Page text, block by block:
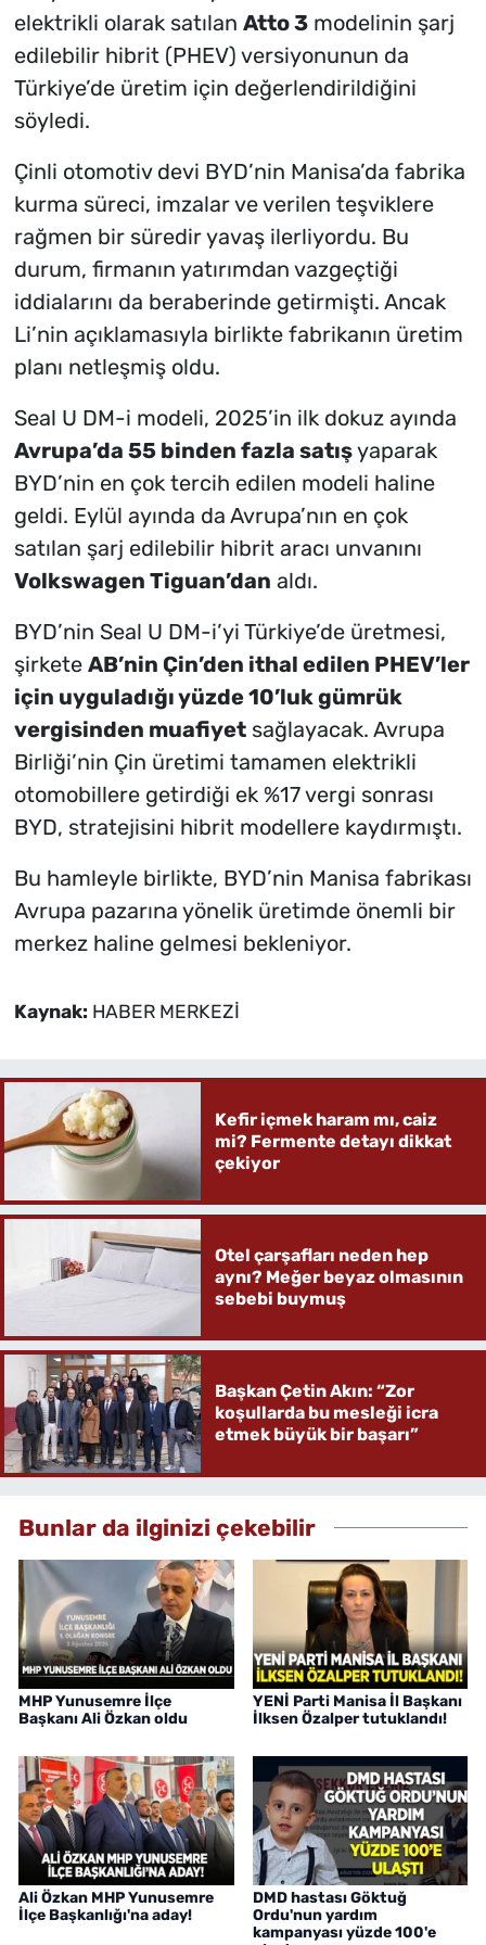
elektrikli olarak satılan Atto 3modelinin şarj
edilebilir hibrit (PHEV) versiyonunun da
Türkiye’de üretim için değerlendirildiğini
söyledi.
Çinli otomotiv devi BYD’nin Manisa’da fabrika
kurma süreci, imzalar ve verilen teşviklere
rağmen bir süredir yavaş ilerliyordu. Bu
durum, firmanın yatırımdan vazgeçtiği
iddialarını da beraberinde getirmişti. Ancak
Li’nin açıklamasıyla birlikte fabrikanın üretim
planı netleşmiş oldu.
Seal U DM-i modeli, 2025’in ilk dokuz ayında
Avrupa’da 55 binden fazla satışyaparak
BYD’nin en çok tercih edilen modeli haline
geldi. Eylül ayında da Avrupa’nın en çok
satılan şarj edilebilir hibrit aracı unvanını
Volkswagen Tiguan’dan aldı.
BYD’nin Seal U DM-i’yi Türkiye’de üretmesi,
şirkete AB’nin Çin’den ithal edilen PHEV’ler
için uyguladığı yüzde 10’luk gümrük
vergisinden muafiyetsağlayacak. Avrupa
Birliği’nin Çin üretimi tamamen elektrikli
otomobillere getirdiği ek %17 vergi sonrası
BYD, stratejisini hibrit modellere kaydırmıştı.
Bu hamleyle birlikte, BYD’nin Manisa fabrikası
Avrupa pazarına yönelik üretimde önemli bir
merkez haline gelmesi bekleniyor.
Kaynak: HABER MERKEZİ
Kefir içmek haram mı, caiz
mi? Fermente detayı dikkat
çekiyor
Otel çarşafları neden hep
aynı? Meğer beyaz olmasının
sebebi buymuş
Başkan Çetin Akın: “Zor
koşullarda bu mesleği icra
etmek büyük bir başarı”
Bunlar da ilginizi çekebilir
MHP Yunusemre İlçe
Başkanı Ali Özkan oldu
YENİ Parti Manisa İl Başkanı
İlksen Özalper tutuklandı!
Ali Özkan MHP Yunusemre
İlçe Başkanlığı'na aday!
DMD hastası Göktuğ
Ordu'nun yardım
kampanyası yüzde 100'e